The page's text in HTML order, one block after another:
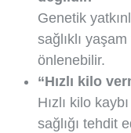
Genetik
sağlıklı
önlenebilir.
“Hızlı kilo
Hızlı kilo
sağlığı tehdit